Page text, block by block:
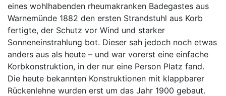
eines wohlhabenden rheumakranken Badegastes aus
Warnemünde 1882 den ersten Strandstuhl aus Korb
fertigte, der Schutz vor Wind und starker
Sonneneinstrahlung bot. Dieser sah jedoch noch etwas
anders aus als heute – und war vorerst eine einfache
Korbkonstruktion, in der nur eine Person Platz fand.
Die heute bekannten Konstruktionen mit klappbarer
Rückenlehne wurden erst um das Jahr 1900 gebaut.